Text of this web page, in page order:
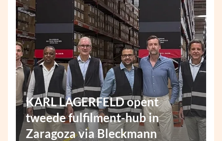
KARL LAGERFELD opent
tweede fulfilment-hub in
Zaragoza via Bleckmann